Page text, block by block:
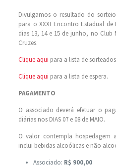
Divulgamos o resultado do sorteio
para o XXXI Encontro Estadual
dias 13, 14 e 15 de junho, no Club
Cruzes.
Clique aqui para a lista de
Clique aqui para a lista de espera.
PAGAMENTO
O associado deverá efetuar o
diárias nos DIAS 07 e 08 de MAIO.
O valor contempla
inclui bebidas alcoólicas e não
Associado: R$ 900,00